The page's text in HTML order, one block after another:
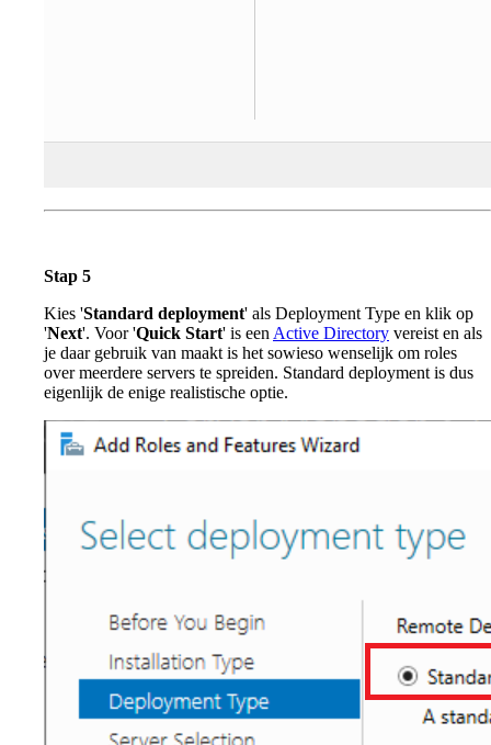
Stap 5
Kies 'Standard deployment' als Deployment Type en klik op
'Next'. Voor 'Quick Start' is een Active Directory vereist en als
je daar gebruik van maakt is het sowieso wenselijk om roles
over meerdere servers te spreiden. Standard deployment is dus
eigenlijk de enige realistische optie.